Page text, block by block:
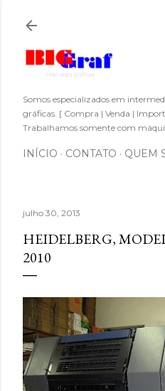
Somos especializados em
gráficas. [ Compra | Venda |
Trabalhamos somente com
INÍCIO CONTATO QUEM
julho 30, 2013
HEIDELBERG,
2010